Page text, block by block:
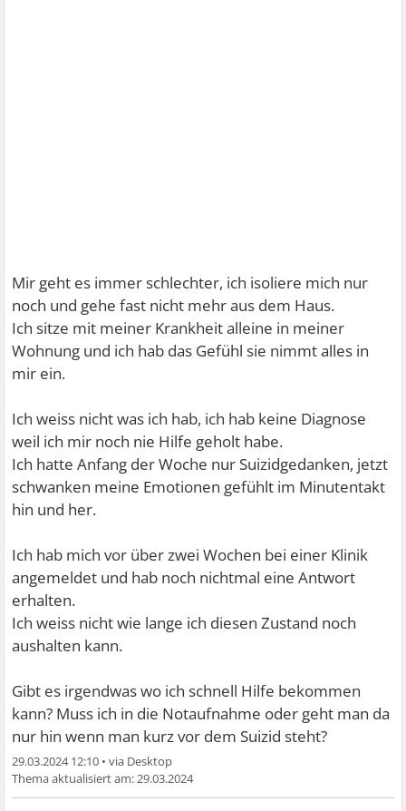
Mir geht es immer schlechter, ich isoliere mich nur
noch und gehe fast nicht mehr aus dem Haus.
Ich sitze mit meiner Krankheit alleine in meiner
Wohnung und ich hab das Gefühl sie nimmt alles in
mir ein.
Ich weiss nicht was ich hab, ich hab keine Diagnose
weil ich mir noch nie Hilfe geholt habe.
Ich hatte Anfang der Woche nur Suizidgedanken, jetzt
schwanken meine Emotionen gefühlt im Minutentakt
hin und her.
Ich hab mich vor über zwei Wochen bei einer Klinik
angemeldet und hab noch nichtmal eine Antwort
erhalten.
Ich weiss nicht wie lange ich diesen Zustand noch
aushalten kann.
Gibt es irgendwas wo ich schnell Hilfe bekommen
kann? Muss ich in die Notaufnahme oder geht man da
nur hin wenn man kurz vor dem Suizid steht?
29.03.2024 12:10 •
29.03.2024